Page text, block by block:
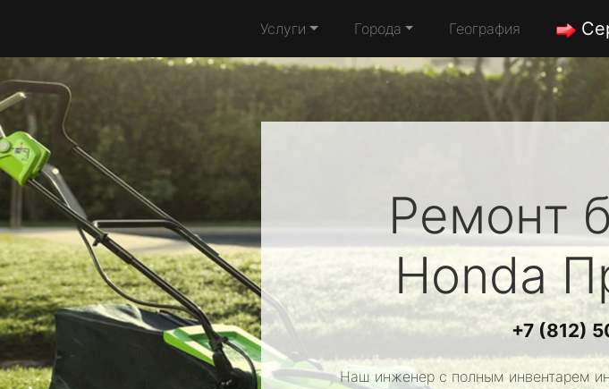
Услуги Города География
Ремонт
Honda
+7 (812)
Наш инженер с полным инвентарем